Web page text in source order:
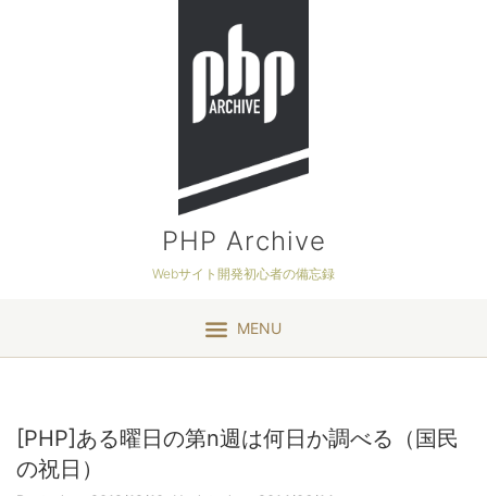
PHP Archive
Webサイト開発初心者の備忘録
MENU
[PHP]ある曜日の第n週は何日か調べる（国民
の祝日）